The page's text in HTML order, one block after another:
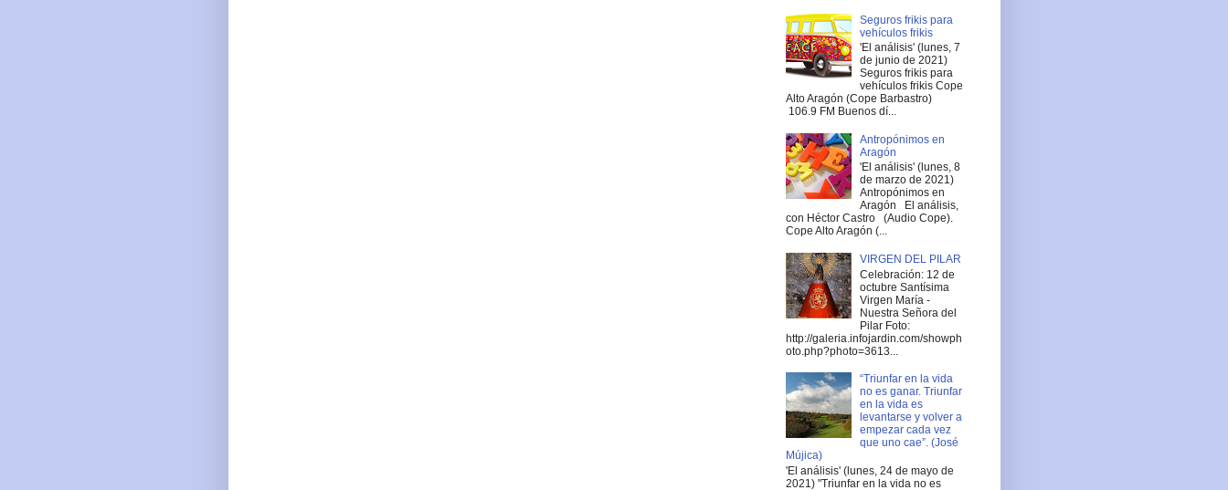
Seguros frikis para
vehículos frikis
'El análisis' (lunes, 7
de junio de 2021)
Seguros frikis para
vehículos frikis Cope
Alto Aragón (Cope Barbastro)
106.9 FM Buenos dí...
Antropónimos en
Aragón
'El análisis' (lunes, 8
de marzo de 2021)
Antropónimos en
Aragón El análisis,
con Héctor Castro (Audio Cope).
Cope Alto Aragón (...
VIRGEN DEL PILAR
Celebración: 12 de
octubre Santísima
Virgen María -
Nuestra Señora del
Pilar Foto:
http://galeria.infojardin.com/showph
oto.php?photo=3613...
“Triunfar en la vida
no es ganar. Triunfar
en la vida es
levantarse y volver a
empezar cada vez
que uno cae”. (José
Mújica)
'El análisis' (lunes, 24 de mayo de
2021) "Triunfar en la vida no es